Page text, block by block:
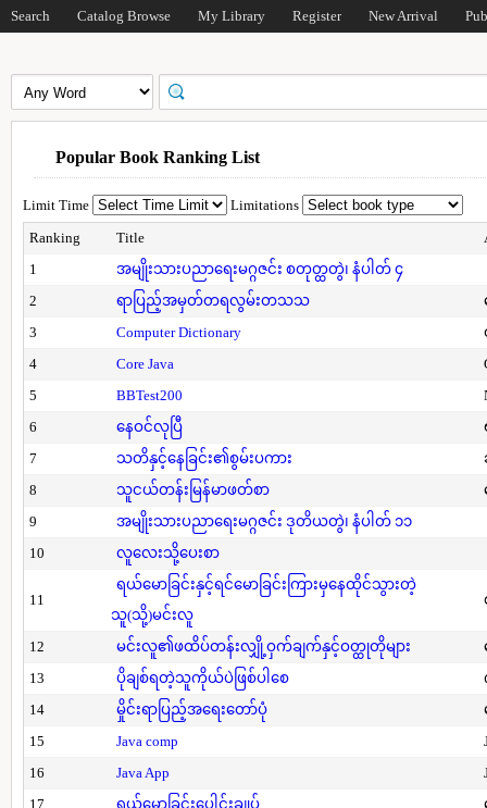
Search Catalog Browse My Library Register New Arrival
Popular Book Ranking List
Limit Time
Limitations
Ranking
Title
1
အမျိုးသားပညာရေးမဂ္ဂဇင်း စတုတ္ထတွဲ၊ နံပါတ် ၄
2
ရာပြည့်အမှတ်တရလွမ်းတသသ
3
Computer Dictionary
4
Core Java
5
BBTest200
6
နေဝင်လုပြီ
7
သတိနှင့်နေခြင်း၏စွမ်းပကား
8
သူငယ်တန်းမြန်မာဖတ်စာ
9
အမျိုးသားပညာရေးမဂ္ဂဇင်း ဒုတိယတွဲ၊ နံပါတ် ၁၁
10
လူလေးသို့ပေးစာ
11
ရယ်မောခြင်းနှင့်ရင်မောခြင်းကြားမှနေထိုင်သွားတဲ့
သူ(သို့)မင်းလူ
12 မင်းလူ၏ဖထိပ်တန်းလျှို့ဝှက်ချက်နှင့်ဝတ္ထုတိုများ
13
ပိုချစ်ရတဲ့သူကိုယ်ပဲဖြစ်ပါစေ
14
မှိုင်းရာပြည့်အရေးတော်ပုံ
15
Java comp
16
Java App
17
ရယ်မောခြင်းပေါင်းချုပ်